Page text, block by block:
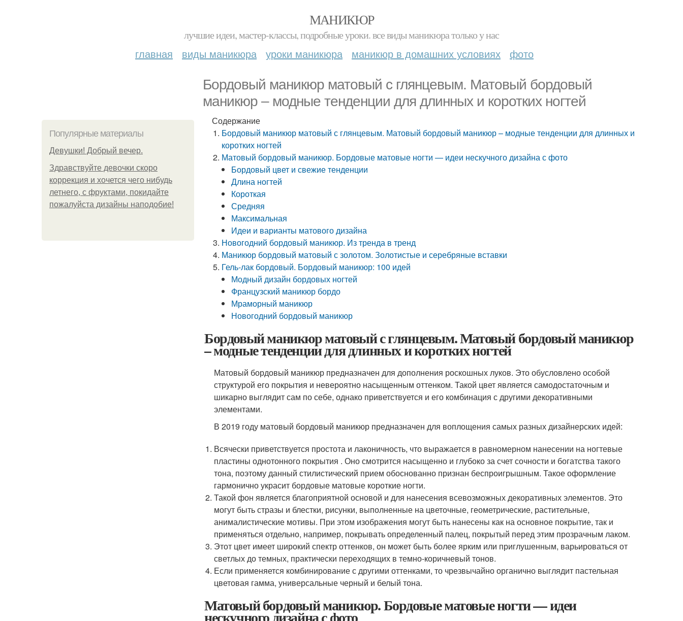
МАНИКЮР
лучшие идеи, мастер-классы, подробные уроки. все виды маникюра только у нас
главная виды маникюра уроки маникюра маникюр в домашних условиях фото
Бордовый маникюр матовый с глянцевым. Матовый бордовый
маникюр – модные тенденции для длинных и коротких ногтей
Популярные материалы
Девушки! Добрый вечер.
Здравствуйте девочки скоро
коррекция и хочется чего нибудь
летнего, с фруктами, покидайте
пожалуйста дизайны наподобие!
Содержание
Бордовый маникюр матовый с глянцевым. Матовый бордовый маникюр – модные тенденции для длинных и
коротких ногтей
Матовый бордовый маникюр. Бордовые матовые ногти — идеи нескучного дизайна с фото
Бордовый цвет и свежие тенденции
Длина ногтей
Короткая
Средняя
Максимальная
Идеи и варианты матового дизайна
Новогодний бордовый маникюр. Из тренда в тренд
Маникюр бордовый матовый с золотом. Золотистые и серебряные вставки
Гель-лак бордовый. Бордовый маникюр: 100 идей
Модный дизайн бордовых ногтей
Французский маникюр бордо
Мраморный маникюр
Новогодний бордовый маникюр
Бордовый маникюр матовый с глянцевым. Матовый бордовый маникюр
– модные тенденции для длинных и коротких ногтей
Матовый бордовый маникюр предназначен для дополнения роскошных луков. Это обусловлено особой
структурой его покрытия и невероятно насыщенным оттенком. Такой цвет является самодостаточным и
шикарно выглядит сам по себе, однако приветствуется и его комбинация с другими декоративными
элементами.
В 2019 году матовый бордовый маникюр предназначен для воплощения самых разных дизайнерских идей:
Всячески приветствуется простота и лаконичность, что выражается в равномерном нанесении на ногтевые
пластины однотонного покрытия . Оно смотрится насыщенно и глубоко за счет сочности и богатства такого
тона, поэтому данный стилистический прием обоснованно признан беспроигрышным. Такое оформление
гармонично украсит бордовые матовые короткие ногти.
Такой фон является благоприятной основой и для нанесения всевозможных декоративных элементов. Это
могут быть стразы и блестки, рисунки, выполненные на цветочные, геометрические, растительные,
анималистические мотивы. При этом изображения могут быть нанесены как на основное покрытие, так и
применяться отдельно, например, покрывать определенный палец, покрытый перед этим прозрачным лаком.
Этот цвет имеет широкий спектр оттенков, он может быть более ярким или приглушенным, варьироваться от
светлых до темных, практически переходящих в темно-коричневый тонов.
Если применяется комбинирование с другими оттенками, то чрезвычайно органично выглядит пастельная
цветовая гамма, универсальные черный и белый тона.
Матовый бордовый маникюр. Бордовые матовые ногти — идеи